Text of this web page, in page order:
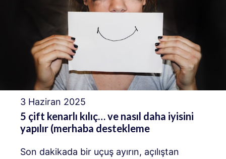
3 Haziran 2025
5 çift kenarlı kılıç… ve nasıl daha iyisini
yapılır (merhaba destekleme
Son dakikada bir uçuş ayırın, açılıştan